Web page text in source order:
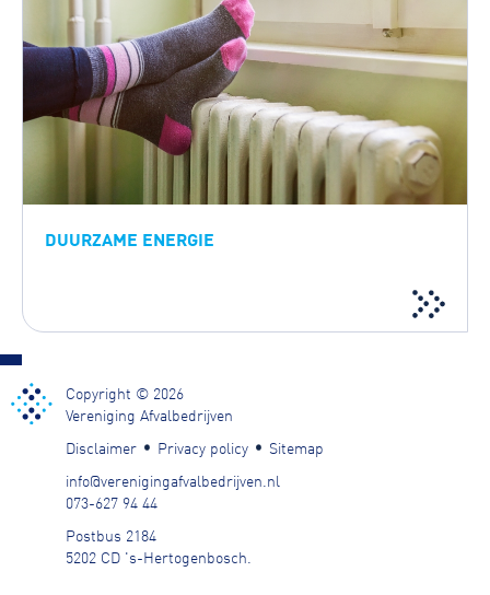
DUURZAME ENERGIE
Copyright © 2026
Vereniging Afvalbedrijven
Disclaimer
Privacy policy
Sitemap
info@verenigingafvalbedrijven.nl
073-627 94 44
Postbus 2184
5202 CD 's-Hertogenbosch.